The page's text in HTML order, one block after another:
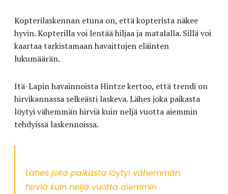
Kopterilaskennan etuna on, että kopterista näkee
hyvin. Kopterilla voi lentää hiljaa ja matalalla. Sillä voi
kaartaa tarkistamaan havaittujen eläinten
lukumäärän.
Itä-Lapin havainnoista Hintze kertoo, että trendi on
hirvikannassa selkeästi laskeva. Lähes joka paikasta
löytyi vähemmän hirviä kuin neljä vuotta aiemmin
tehdyissä laskennoissa.
Lähes joka paikasta löytyi vähemmän
hirviä kuin neljä vuotta aiemmin